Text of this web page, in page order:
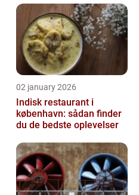
02 january 2026
Indisk restaurant i
københavn: sådan finder
du de bedste oplevelser